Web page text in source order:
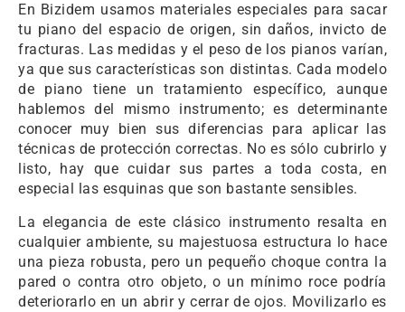
En Bizidem usamos materiales especiales para sacar
tu piano del espacio de origen, sin daños, invicto de
fracturas. Las medidas y el peso de los pianos varían,
ya que sus características son distintas. Cada modelo
de piano tiene un tratamiento específico, aunque
hablemos del mismo instrumento; es determinante
conocer muy bien sus diferencias para aplicar las
técnicas de protección correctas. No es sólo cubrirlo y
listo, hay que cuidar sus partes a toda costa, en
especial las esquinas que son bastante sensibles.
La elegancia de este clásico instrumento resalta en
cualquier ambiente, su majestuosa estructura lo hace
una pieza robusta, pero un pequeño choque contra la
pared o contra otro objeto, o un mínimo roce podría
deteriorarlo en un abrir y cerrar de ojos. Movilizarlo es